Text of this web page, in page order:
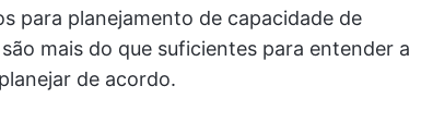
para planejamento de capacidade de
mais do que suficientes para entender a
de acordo.